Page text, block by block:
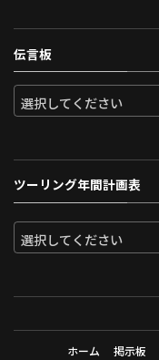
伝言板
ツーリング年間計画表
ホーム 掲示板